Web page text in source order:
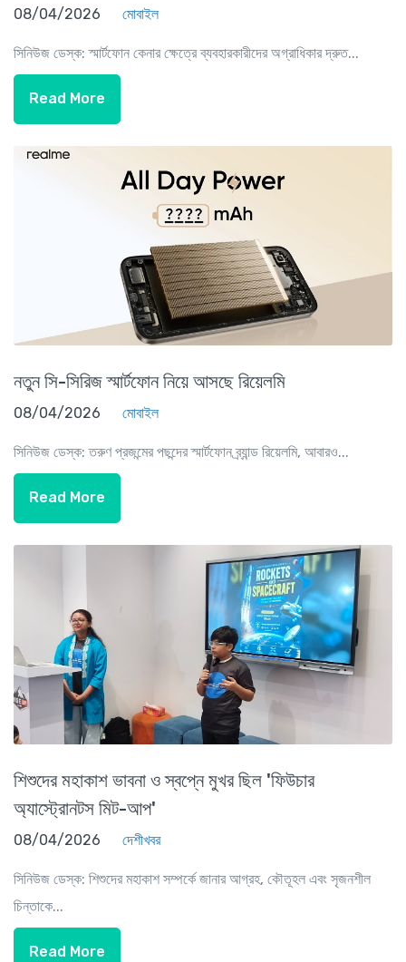
08/04/2026 মোবাইল
সিনিউজ ডেস্ক: স্মার্টফোন কেনার ক্ষেত্রে ব্যবহারকারীদের অগ্রাধিকার দ্রুত...
Read More
নতুন সি-সিরিজ স্মার্টফোন নিয়ে আসছে রিয়েলমি
08/04/2026 মোবাইল
সিনিউজ ডেস্ক: তরুণ প্রজন্মের পছন্দের স্মার্টফোন ব্র্যান্ড রিয়েলমি, আবারও...
Read More
শিশুদের মহাকাশ ভাবনা ও স্বপ্নে মুখর ছিল 'ফিউচার
অ্যাস্ট্রোনটস মিট-আপ'
08/04/2026 দেশীখবর
সিনিউজ ডেস্ক: শিশুদের মহাকাশ সম্পর্কে জানার আগ্রহ, কৌতূহল এবং সৃজনশীল
চিন্তাকে...
Read More